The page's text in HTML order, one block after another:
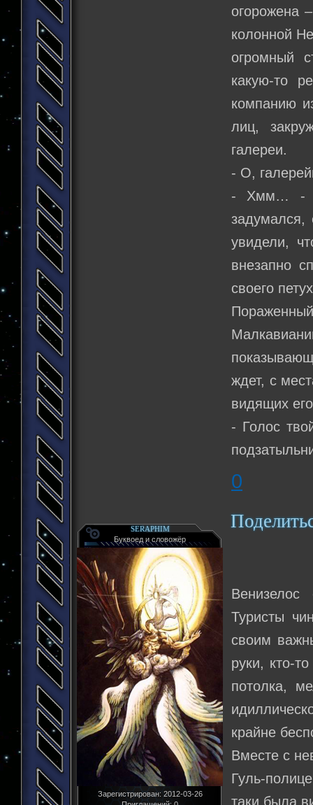
огорожена
колонной
огромный
какую-то
компанию
лиц,
галереи.
- О,
- Хмм… -
увидели,
внезапно
своего
ждет, с
видящих
- Голос
0
SERAPHIM
Буквоед и словожёр
Зарегистрирован: 2012-03-26
Туристы
своим
руки, кто-
потолка,
крайне
Вместе с
Гуль-
таки была